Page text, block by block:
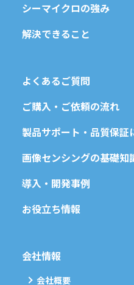
シーマイクロの強み
解決できること
よくあるご質問
ご購入・ご依頼の流れ
製品サポート・品質保証
画像センシングの基礎知
導入・開発事例
お役立ち情報
会社情報
会社概要